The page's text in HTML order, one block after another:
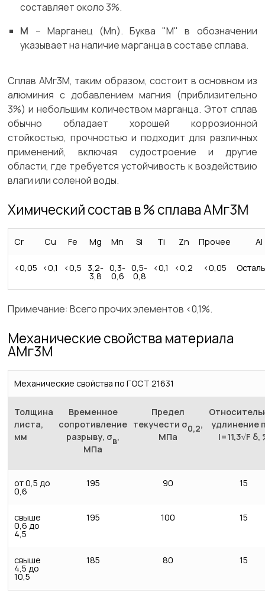
составляет около 3%.
М
– Марганец (Mn). Буква "М" в обозначении
указывает на наличие марганца в составе сплава.
Сплав АМг3М, таким образом, состоит в основном из
алюминия с добавлением магния (приблизительно
3%) и небольшим количеством марганца. Этот сплав
обычно обладает хорошей коррозионной
стойкостью, прочностью и подходит для различных
применений, включая судостроение и другие
области, где требуется устойчивость к воздействию
влаги или соленой воды.
Химический состав в % сплава АМг3М
Cr Cu Fe Mg Mn Si Ti Zn Прочее Al
<0,05 <0,1 <0,5 3,2-
3,8
0,3-
0,6
0,5-
0,8
<0,1 <0,2 <0,05
Примечание: Всего прочих элементов <0,1%.
Механические свойства материала
АМг3М
Механические свойства по ГОСТ 21631
Толщина
листа,
мм
Временное
сопротивление
разрыву, σв,
МПа
Предел
текучести σ0,2,
МПа
удлинение
l=11,3√F δ,
от 0,5 до
0,6
195 90 15
свыше
0,6 до
4,5
195 100 15
свыше
4,5 до
10,5
185 80 15